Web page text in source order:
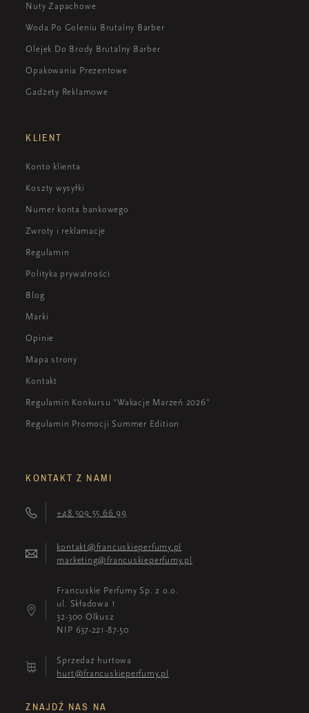
Nuty Zapachowe
Woda Po Goleniu Brutalny Barber
Olejek Do Brody Brutalny Barber
Opakowania Prezentowe
Gadżety Reklamowe
KLIENT
Konto klienta
Koszty wysyłki
Numer konta bankowego
Zwroty i reklamacje
Regulamin
Polityka prywatności
Blog
Marki
Opinie
Mapa strony
Kontakt
Regulamin Konkursu "Wakacje Marzeń 2026"
Regulamin Promocji Summer Edition
KONTAKT Z NAMI
+48 509 55 66 99
kontakt@francuskieperfumy.pl
marketing@francuskieperfumy.pl
Francuskie Perfumy Sp. z o.o.
ul. Składowa 1
32-300 Olkusz
NIP 637-221-87-50
Sprzedaż hurtowa
hurt@francuskieperfumy.pl
ZNAJDŹ NAS NA